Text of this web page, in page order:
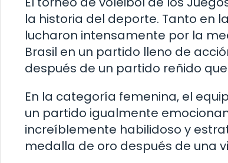
la historia del deporte. Tanto en
lucharon intensamente por la
Brasil en un partido lleno de
después de un partido reñido
En la categoría femenina, el
un partido igualmente
increíblemente habilidoso y
medalla de oro después de una